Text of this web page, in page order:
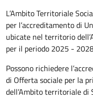
L’Ambito Territoriale
per l’accreditamento di
ubicate nel territorio
per il periodo 2025 -
Possono richiedere
di Offerta sociale per la
dell’Ambito territoriale di